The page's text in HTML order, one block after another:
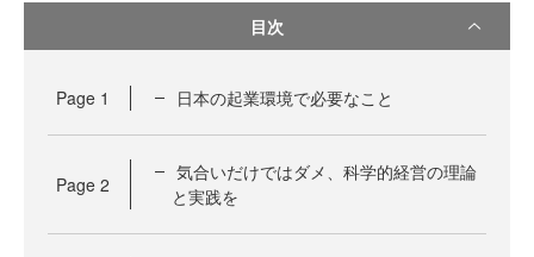
目次
Page 1 日本の起業環境で必要なこと
Page 2
気合いだけではダメ、科学的経営の理論
と実践を